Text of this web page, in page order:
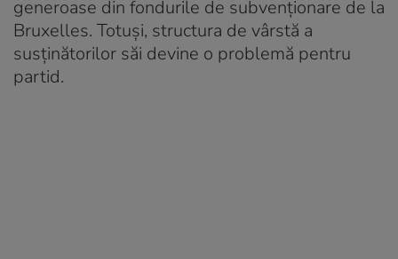
generoase din fondurile de subvenționare de la
Bruxelles. Totuși, structura de vârstă a
susținătorilor săi devine o problemă pentru
partid.